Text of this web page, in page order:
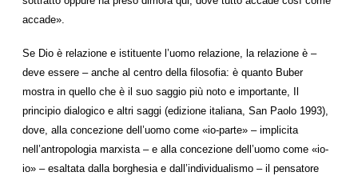
accade».
Se Dio è relazione e istituente l’uomo relazione, la relazione è –
deve essere – anche al centro della filosofia: è quanto Buber
mostra in quello che è il suo saggio più noto e importante, Il
principio dialogico e altri saggi (edizione italiana, San Paolo 1993),
dove, alla concezione dell’uomo come «io-parte» – implicita
nell’antropologia marxista – e alla concezione dell’uomo come «io-
io» – esaltata dalla borghesia e dall’individualismo – il pensatore